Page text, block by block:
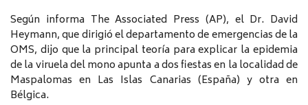
Según informa The Associated Press (AP), el Dr. David
Heymann, que dirigió el departamento de emergencias de la
OMS, dijo que la principal teoría para explicar la epidemia
de la viruela del mono apunta a dos fiestas en la localidad de
Maspalomas en Las Islas Canarias (España) y otra en
Bélgica.